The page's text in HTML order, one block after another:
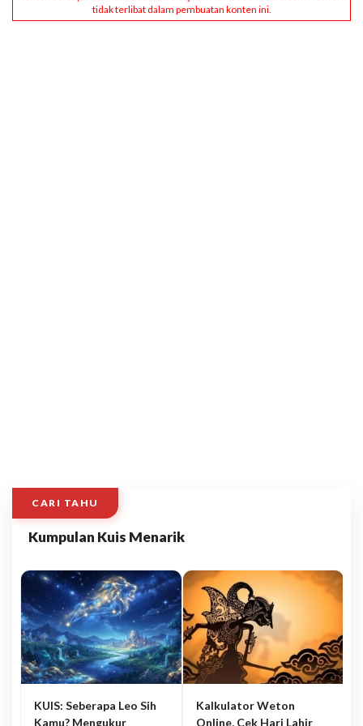
CARI TAHU
Kumpulan Kuis Menarik
KUIS: Seberapa Leo Sih
Kamu? Mengukur
Kalkulator Weton
Online, Cek Hari Lahir